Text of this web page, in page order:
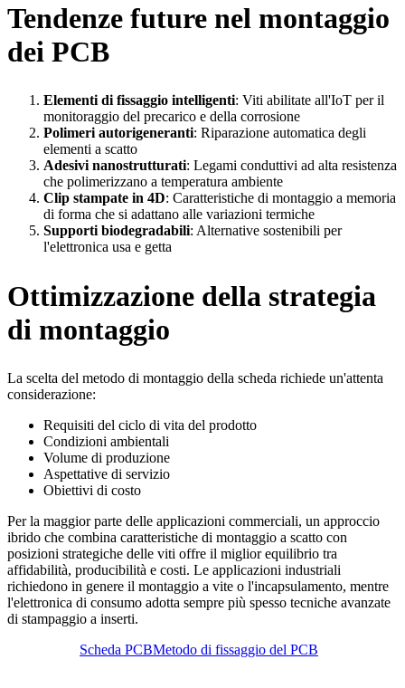
Tendenze future nel montaggio
dei PCB
Elementi di fissaggio intelligenti: Viti abilitate all'IoT per il
monitoraggio del precarico e della corrosione
Polimeri autorigeneranti: Riparazione automatica degli
elementi a scatto
Adesivi nanostrutturati: Legami conduttivi ad alta resistenza
che polimerizzano a temperatura ambiente
Clip stampate in 4D: Caratteristiche di montaggio a memoria
di forma che si adattano alle variazioni termiche
Supporti biodegradabili: Alternative sostenibili per
l'elettronica usa e getta
Ottimizzazione della strategia
di montaggio
La scelta del metodo di montaggio della scheda richiede un'attenta
considerazione:
Requisiti del ciclo di vita del prodotto
Condizioni ambientali
Volume di produzione
Aspettative di servizio
Obiettivi di costo
Per la maggior parte delle applicazioni commerciali, un approccio
ibrido che combina caratteristiche di montaggio a scatto con
posizioni strategiche delle viti offre il miglior equilibrio tra
affidabilità, producibilità e costi. Le applicazioni industriali
richiedono in genere il montaggio a vite o l'incapsulamento, mentre
l'elettronica di consumo adotta sempre più spesso tecniche avanzate
di stampaggio a inserti.
Scheda PCBMetodo di fissaggio del PCB